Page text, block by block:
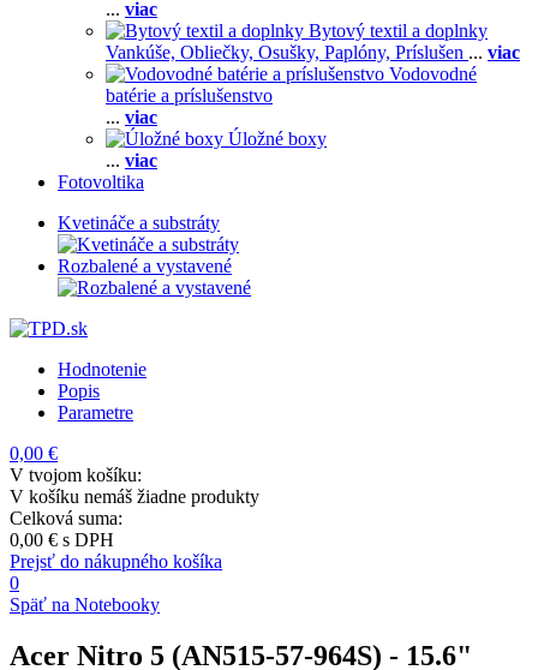
... viac
Bytový textil a doplnky
Vankúše, Obliečky, Osušky, Paplóny, Príslušen ... viac
Vodovodné
batérie a príslušenstvo
... viac
Úložné boxy
... viac
Fotovoltika
Kvetináče a substráty
Rozbalené a vystavené
Hodnotenie
Popis
Parametre
0,00 €
V tvojom košíku:
V košíku nemáš žiadne produkty
Celková suma:
0,00 € s DPH
Prejsť do nákupného košíka
0
Späť na Notebooky
Acer Nitro 5 (AN515-57-964S) - 15.6"